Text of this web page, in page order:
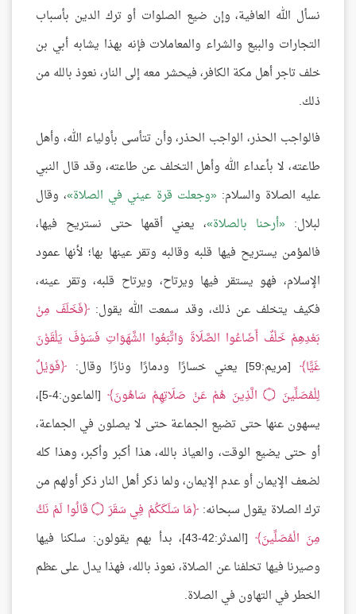
نسأل الله العافية، وإن ضيع الصلوات أو ترك الدين بأسباب
التجارات والبيع والشراء والمعاملات فإنه بهذا يشابه أبي بن
خلف تاجر أهل مكة الكافر، فيحشر معه إلى النار، نعوذ بالله من
ذلك.
فالواجب الحذر، الواجب الحذر، وأن تتأسى بأولياء الله، وأهل
طاعته، لا بأعداء الله وأهل التخلف عن طاعته، وقد قال النبي
عليه الصلاة والسلام: وجعلت قرة عيني في الصلاة ، وقال
لبلال:
أرحنا بالصلاة ، يعني أقمها حتى نستريح فيها،
فالمؤمن يستريح فيها قلبه وقالبه وتقر عينها بها؛ لأنها عمود
الإسلام، فهو يستقر فيها ويرتاح، ويرتاح قلبه، وتقر عينه،
فكيف يتخلف عن ذلك، وقد سمعت الله يقول:
فَخَلَفَ مِنْ
بَعْدِهِمْ خَلْفٌ أَضَاعُوا الصَّلَاةَ وَاتَّبَعُوا الشَّهَوَاتِ فَسَوْفَ يَلْقَوْنَ
غَيًّا [مريم:59] يعني خسارًا ودمارًا ونارًا وقال:
فَوَيْلٌ
لِلْمُصَلِّينَ
الَّذِينَ هُمْ عَنْ صَلَاتِهِمْ سَاهُونَ
[الماعون:4-5]،
يسهون عنها حتى تضيع الجماعة حتى لا يصلون في الجماعة،
أو حتى يضيع الوقت، والعياذ بالله، هذا أكبر وأكبر، وهذا كله
لضعف الإيمان أو عدم الإيمان، ولما ذكر أهل النار ذكر أولهم من
ترك الصلاة يقول سبحانه: مَا سَلَكَكُمْ فِي سَقَرَ۝
قَالُوا لَمْ نَكُ
مِنَ الْمُصَلِّينَ
[المدثر:42-43]، بدأ بهم يقولون: سلكنا فيها
وصيرنا فيها تخلفنا عن الصلاة، نعوذ بالله، فهذا يدل على عظم
الخطر في التهاون في الصلاة.